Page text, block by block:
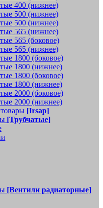
400 (нижнее)
500 (нижнее)
500 (нижнее)
565 (нижнее)
565 (боковое)
565 (нижнее)
1800 (боковое)
1800 (нижнее)
1800 (боковое)
1800 (нижнее)
2000 (боковое)
2000 (нижнее)
[Irsap]
[Трубчатые]
[Вентили радиаторные]